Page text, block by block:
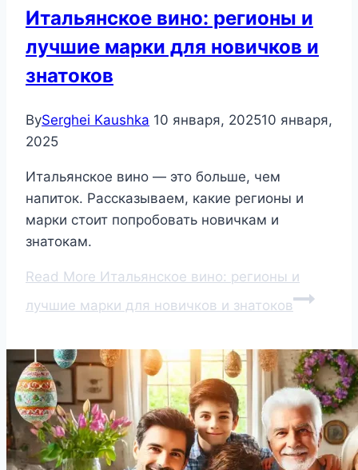
Итальянское вино: регионы и
лучшие марки для новичков и
знатоков
BySerghei Kaushka 10 января, 202510 января,
2025
Итальянское вино — это больше, чем
напиток. Рассказываем, какие регионы и
марки стоит попробовать новичкам и
знатокам.
Read More Итальянское вино: регионы и
лучшие марки для новичков и знатоков